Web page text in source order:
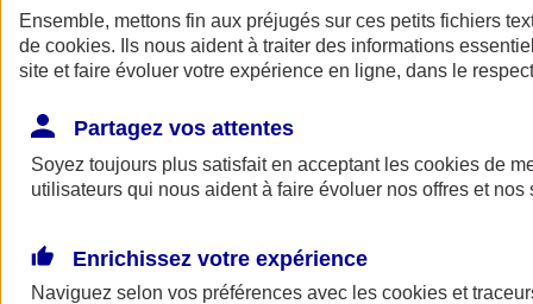
Nos contrats responsabilité
civile
Votre responsabilité et/ou celle de votre entreprise peuvent être
engagées à tout moment , litige avec un salarié, accident affectant un
tiers... Vous protéger dans ces situations, c'est le but de nos contrats
responsabilité civile pro.
Ensemble, mettons fin aux préjugés sur ces petits fichiers
de cookies. Ils nous aident à traiter des informations
site et faire évoluer votre expérience en ligne, dans le
Partagez vos attentes
Soyez toujours plus satisfait en acceptant les cookies de
utilisateurs qui nous aident à faire évoluer nos offres et nos
Enrichissez votre expérience
Naviguez selon vos préférences avec les cookies et